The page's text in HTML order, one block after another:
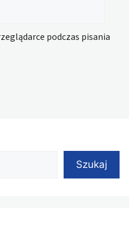
podczas pisania
Szukaj